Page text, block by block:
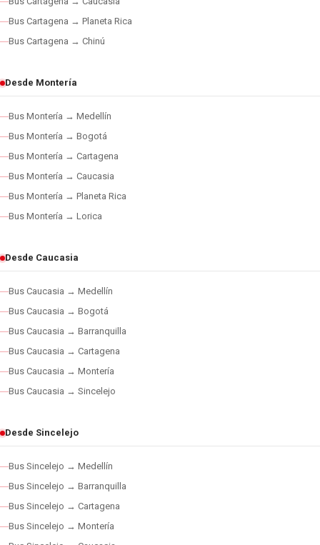
Bus Cartagena → Planeta Rica
Bus Cartagena → Chinú
Desde Montería
Bus Montería → Medellín
Bus Montería → Bogotá
Bus Montería → Cartagena
Bus Montería → Caucasia
Bus Montería → Planeta Rica
Bus Montería → Lorica
Desde Caucasia
Bus Caucasia → Medellín
Bus Caucasia → Bogotá
Bus Caucasia → Barranquilla
Bus Caucasia → Cartagena
Bus Caucasia → Montería
Bus Caucasia → Sincelejo
Desde Sincelejo
Bus Sincelejo → Medellín
Bus Sincelejo → Barranquilla
Bus Sincelejo → Cartagena
Bus Sincelejo → Montería